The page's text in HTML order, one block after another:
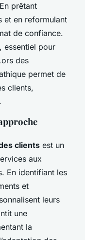
prêtant
et en reformulant
de confiance.
essentiel pour
des
permet de
clients,
clients est un
aux
En identifiant les
et
leurs
une
la